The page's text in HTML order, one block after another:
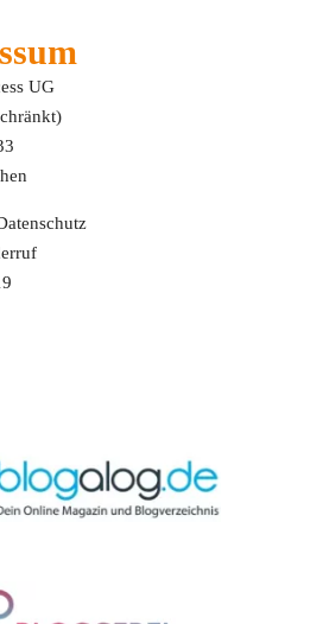
UG